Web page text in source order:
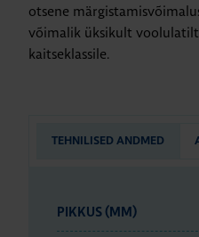
otsene
võimalik üksikult voolulatilt
kaitseklassile.
TEHNILISED ANDMED
PIKKUS (MM)